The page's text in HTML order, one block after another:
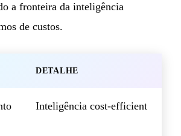
a fronteira da inteligência
de custos.
DETALHE
Inteligência cost-efficient